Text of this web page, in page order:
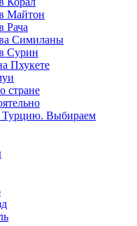
Майтон
Рача
Симиланы
Сурин
Пхукете
стране
Турцию. Выбираем